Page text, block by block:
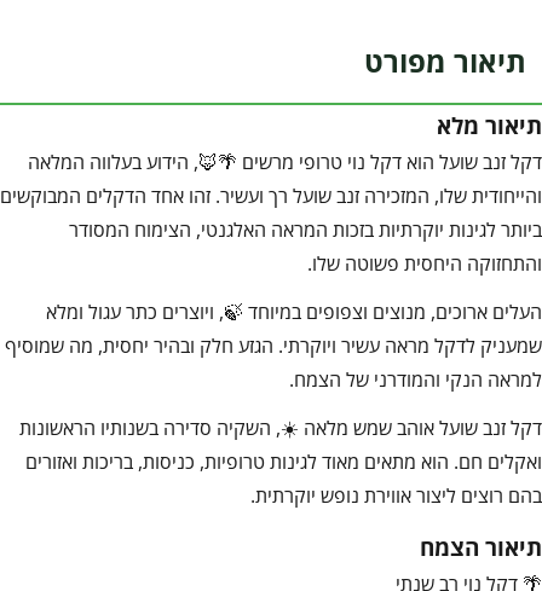
תיאור מפורט
תיאור מלא
דקל זנב שועל הוא דקל נוי טרופי מרשים 🌴🦊, הידוע בעלווה המלאה
והייחודית שלו, המזכירה זנב שועל רך ועשיר. זהו אחד הדקלים המבוקשים
ביותר לגינות יוקרתיות בזכות המראה האלגנטי, הצימוח המסודר
והתחזוקה היחסית פשוטה שלו.
העלים ארוכים, מנוצים וצפופים במיוחד 🍃, ויוצרים כתר עגול ומלא
שמעניק לדקל מראה עשיר ויוקרתי. הגזע חלק ובהיר יחסית, מה שמוסיף
למראה הנקי והמודרני של הצמח.
דקל זנב שועל אוהב שמש מלאה ☀️, השקיה סדירה בשנותיו הראשונות
ואקלים חם. הוא מתאים מאוד לגינות טרופיות, כניסות, בריכות ואזורים
בהם רוצים ליצור אווירת נופש יוקרתית.
תיאור הצמח
🌴 דקל נוי רב שנתי